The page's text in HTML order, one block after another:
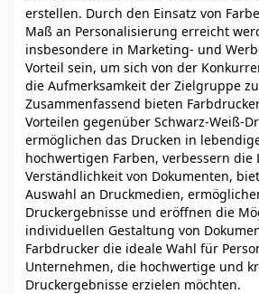
erstellen. Durch den Einsatz von
Maß an Personalisierung erreicht
insbesondere in Marketing- und
Vorteil sein, um sich von der
die Aufmerksamkeit der Zielgruppe
Zusammenfassend bieten
Vorteilen gegenüber Schwarz-Weiß-
ermöglichen das Drucken in
hochwertigen Farben, verbessern die
Verständlichkeit von Dokumenten,
Auswahl an Druckmedien,
Druckergebnisse und eröffnen die
individuellen Gestaltung von
Farbdrucker die ideale Wahl für
Unternehmen, die hochwertige und
Druckergebnisse erzielen möchten.